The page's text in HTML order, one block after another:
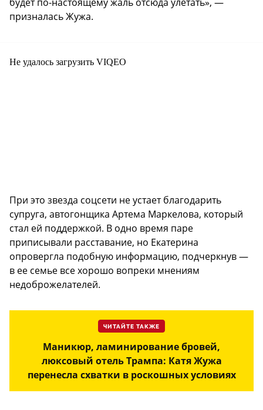
призналась Жужа.
Не удалось загрузить VIQEO
При это звезда соцсети не устает благодарить
супруга, автогонщика Артема Маркелова, который
стал ей поддержкой. В одно время паре
приписывали расставание, но Екатерина
опровергла подобную информацию, подчеркнув —
в ее семье все хорошо вопреки мнениям
недоброжелателей.
ЧИТАЙТЕ ТАКЖЕ
Маникюр, ламинирование бровей,
люксовый отель Трампа: Катя Жужа
перенесла схватки в роскошных условиях